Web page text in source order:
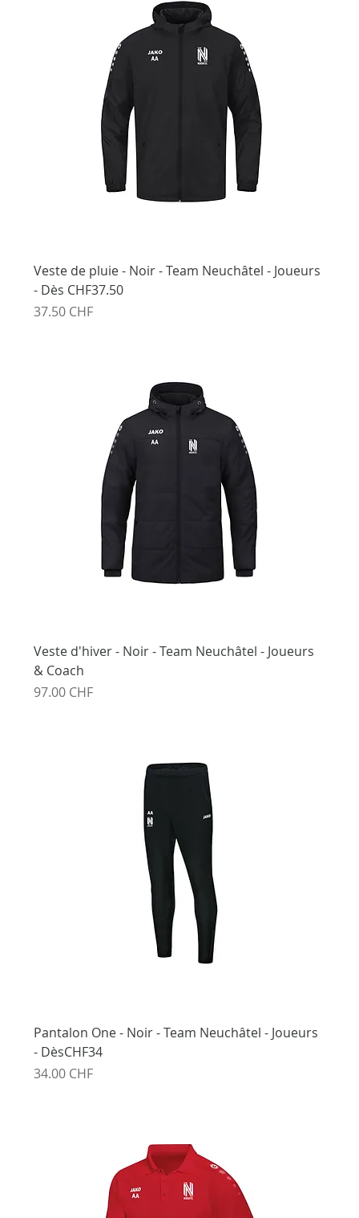
Veste de pluie - Noir - Team Neuchâtel - Joueurs
- Dès CHF37.50
Prix
37.50 CHF
Veste d'hiver - Noir - Team Neuchâtel - Joueurs
& Coach
Prix
97.00 CHF
Pantalon One - Noir - Team Neuchâtel - Joueurs
- DèsCHF34
Prix
34.00 CHF